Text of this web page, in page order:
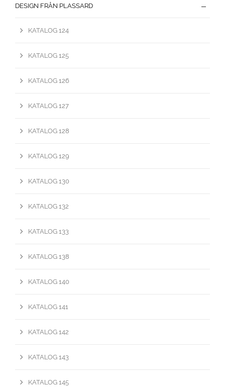
DESIGN FRÅN PLASSARD
KATALOG 124
KATALOG 125
KATALOG 126
KATALOG 127
KATALOG 128
KATALOG 129
KATALOG 130
KATALOG 132
KATALOG 133
KATALOG 138
KATALOG 140
KATALOG 141
KATALOG 142
KATALOG 143
KATALOG 145